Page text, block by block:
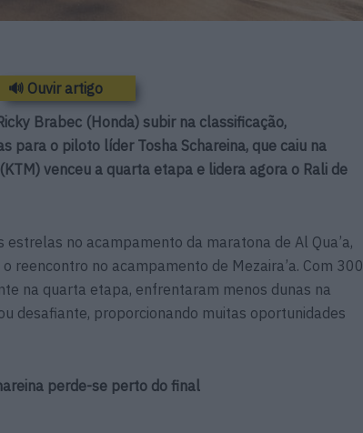
🔊 Ouvir artigo
Brabec (Honda) subir na classificação,
para o piloto líder Tosha Schareina, que caiu na
venceu a quarta etapa e lidera agora o Rali de
no acampamento da maratona de Al Qua’a,
reencontro no acampamento de Mezaira’a. Com 300
na quarta etapa, enfrentaram menos dunas na
desafiante, proporcionando muitas oportunidades
perde-se perto do final